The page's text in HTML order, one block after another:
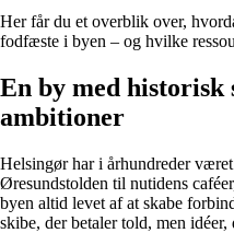
Her får du et overblik over,
fodfæste i byen – og hvilke
En by med historisk
ambitioner
Helsingør har i århundreder
Øresundstolden til nutidens
byen altid levet af at skabe
skibe, der betaler told, men